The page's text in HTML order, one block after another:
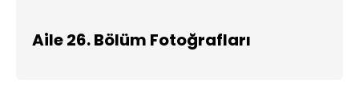
Aile 26. Bölüm Fotoğrafları